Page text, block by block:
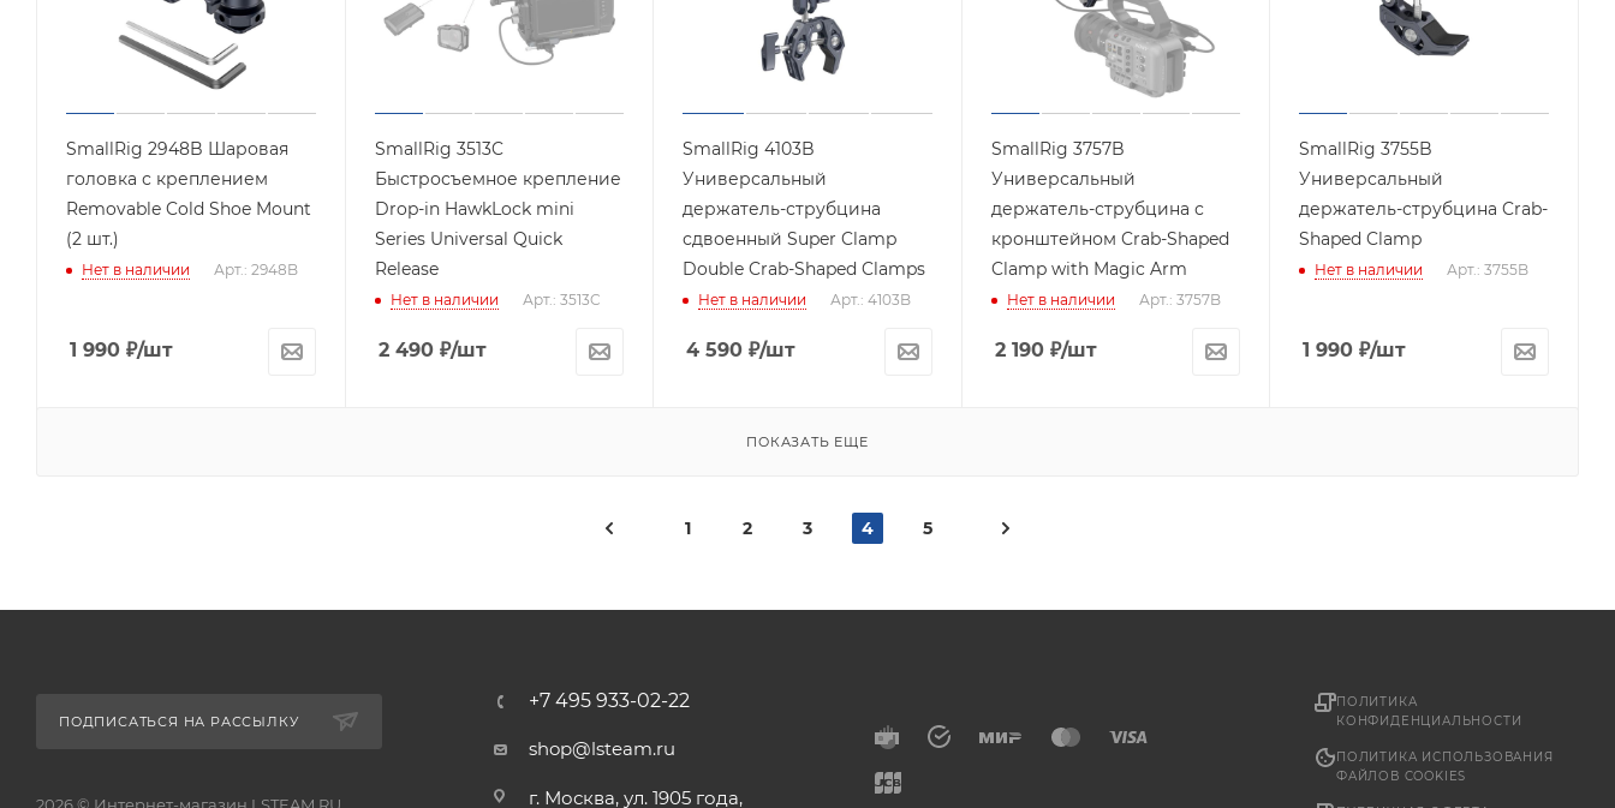
SmallRig 2948B Шаровая
головка с креплением
Removable Cold Shoe Mount
(2 шт.)
Нет в наличии Арт.: 2948B
1 990 ₽/шт
SmallRig 3513C
Быстросъемное крепление
Drop-in HawkLock mini
Series Universal Quick
Release
Нет в наличии Арт.: 3513C
2 490₽/шт
SmallRig 4103B
Универсальный
держатель-струбцина
сдвоенный Super Clamp
Double Crab-Shaped Clamps
Нет в наличии Арт.: 4103B
4 590 ₽/шт
SmallRig 3757B
Универсальный
держатель-струбцина с
кронштейном Crab-Shaped
Clamp with Magic Arm
Нет в наличии Арт.: 3757B
2 190₽/шт
SmallRig 3755B
Универсальный
держатель-струбцина Crab-
Shaped Clamp
Нет в наличии Арт.: 3755B
1 990 ₽/шт
ПОКАЗАТЬ ЕЩЕ
1 2 3 4 5
ПОДПИСАТЬСЯ НА РАССЫЛКУ
+7 495 933-02-22
shop@lsteam.ru
г. Москва, ул. 1905 года,
ПОЛИТИКА
КОНФИДЕНЦИАЛЬНОСТИ
ПОЛИТИКА ИСПОЛЬЗОВАНИЯ
ФАЙЛОВ COOKIES